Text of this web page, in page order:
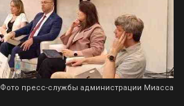
Фото пресс-службы администрации Миасса